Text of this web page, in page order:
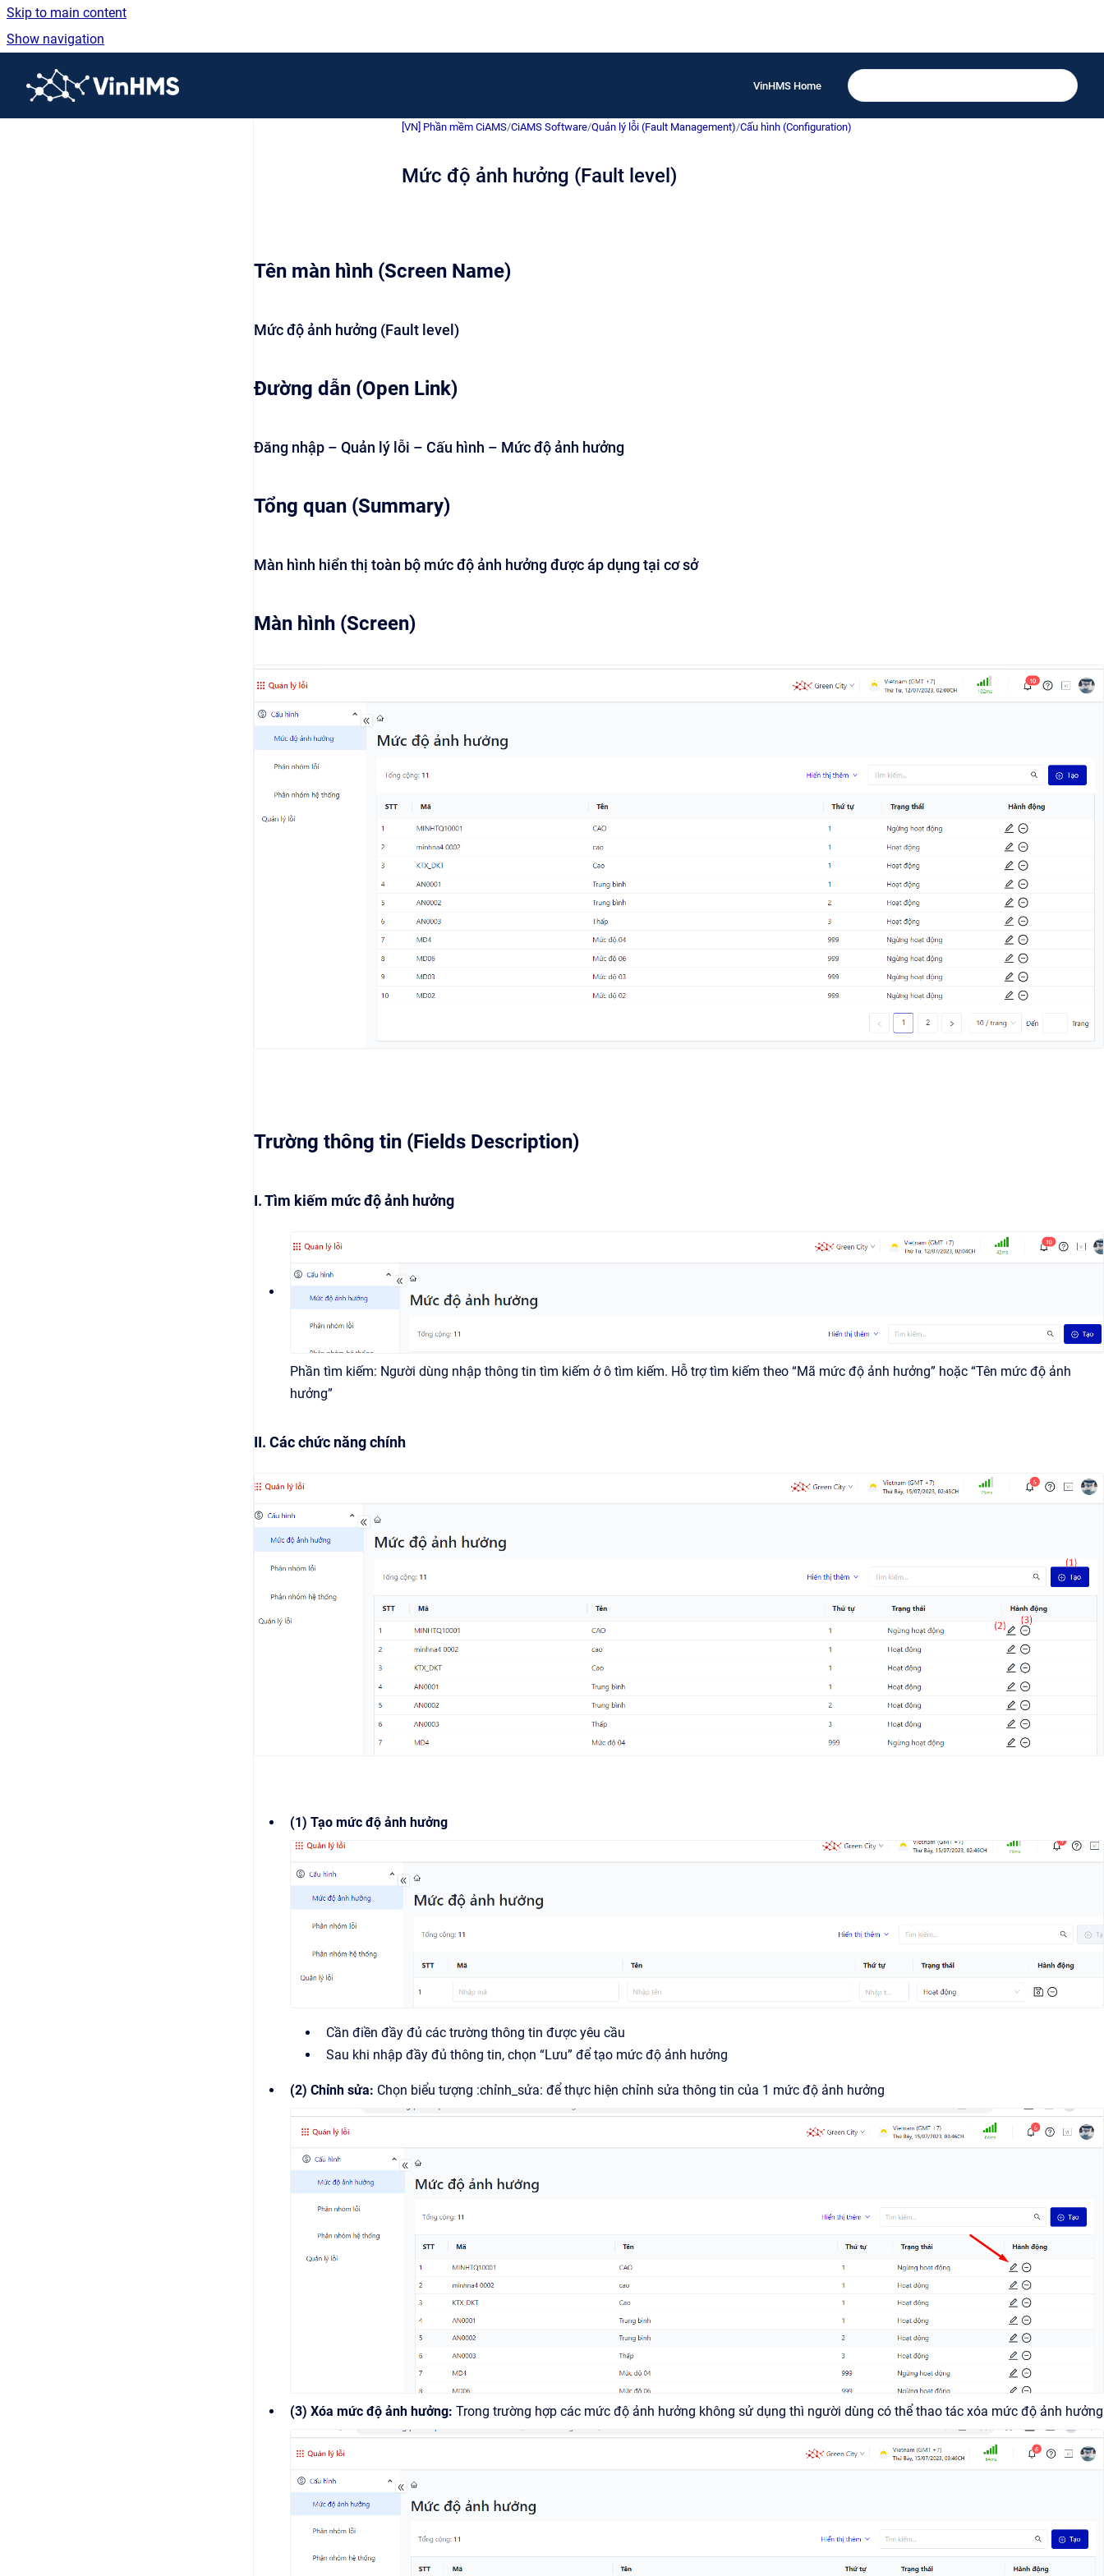
Skip to main content
Show navigation
VinHMS Home
[VN] Phần mềm CiAMS/CiAMS Software/Quản lý lỗi (Fault Management)/Cấu hình (Configuration)
Mức độ ảnh hưởng (Fault level)
Tên màn hình (Screen Name)
Mức độ ảnh hưởng (Fault level)
Đường dẫn (Open Link)
Đăng nhập – Quản lý lỗi – Cấu hình – Mức độ ảnh hưởng
Tổng quan (Summary)
Màn hình hiển thị toàn bộ mức độ ảnh hưởng được áp dụng tại cơ sở
Màn hình (Screen)
Trường thông tin (Fields Description)
I. Tìm kiếm mức độ ảnh hưởng
Phần tìm kiếm: Người dùng nhập thông tin tìm kiếm ở ô tìm kiếm. Hỗ trợ tìm kiếm theo “Mã mức độ ảnh hưởng” hoặc “Tên mức độ ảnh
hưởng”
II. Các chức năng chính
(1) Tạo mức độ ảnh hưởng
Cần điền đầy đủ các trường thông tin được yêu cầu
Sau khi nhập đầy đủ thông tin, chọn “Lưu” để tạo mức độ ảnh hưởng
(2) Chỉnh sửa: Chọn biểu tượng :chỉnh_sửa: để thực hiện chỉnh sửa thông tin của 1 mức độ ảnh hưởng
(3) Xóa mức độ ảnh hưởng: Trong trường hợp các mức độ ảnh hưởng không sử dụng thì người dùng có thể thao tác xóa mức độ ảnh hưởng